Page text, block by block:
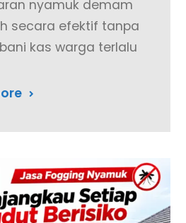
nyamuk demam
secara efektif tanpa
kas warga terlalu